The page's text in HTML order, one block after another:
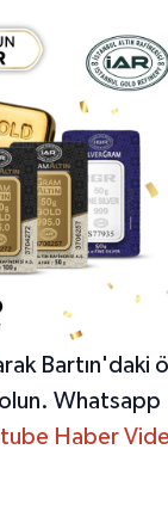
Bartın'daki
Whatsapp
Haber